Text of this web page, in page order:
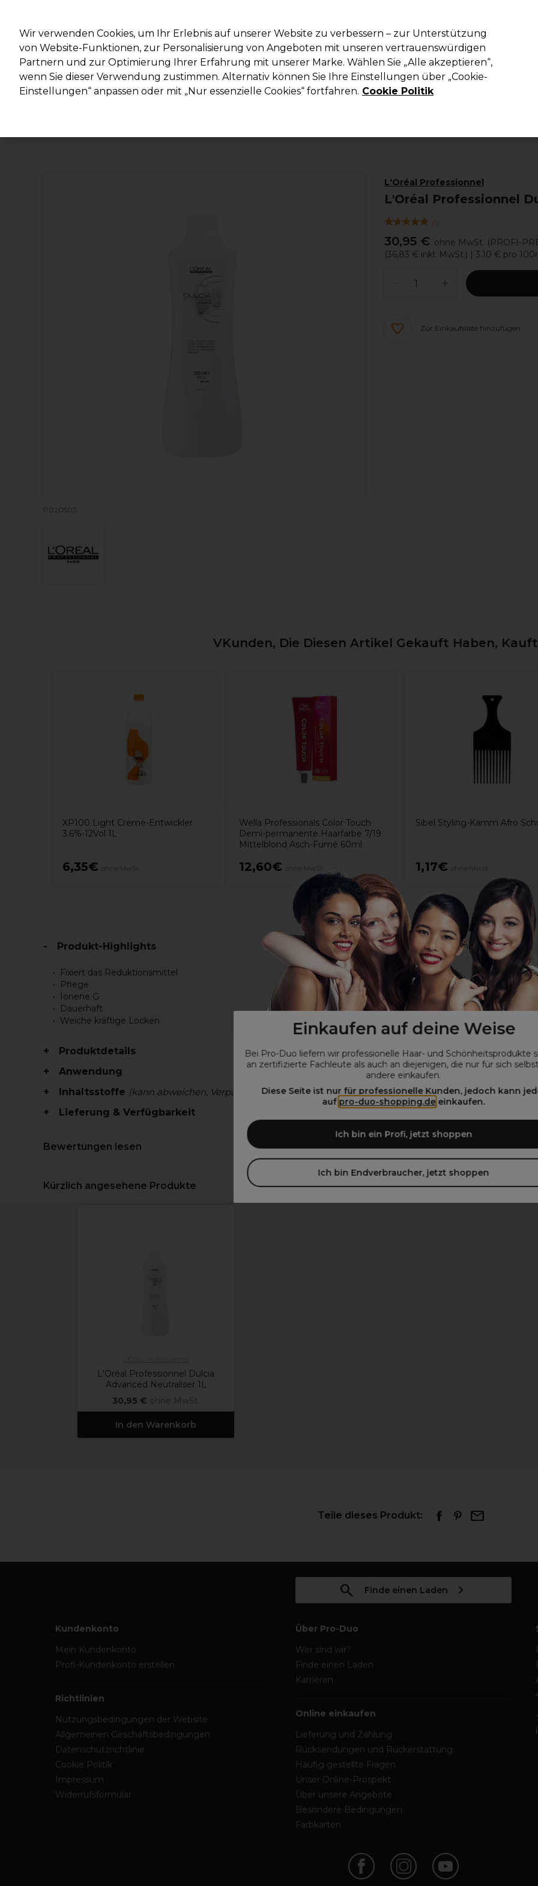
Einkaufen auf deine Weise
Bei Pro-Duo liefern wir professionelle Haar- und Schönheitsprodukte
an zertifizierte Fachleute als auch an diejenigen, die nur für sich
andere einkaufen.
Diese Seite ist nur für professionelle Kunden, jedoch kann
auf pro-duo-shopping.deeinkaufen.
Ich bin ein Profi, jetzt shoppen
Ich bin Endverbraucher, jetzt shoppen
Suchen
Marken
Deals Haare Elektrogeräte Saloneinrichtung Kosmetik Herrenfriseur Inspiration Die
Lieferung und Lieferzeiten
L'Oréal Professionnel
L'Oréal Professionnel
(1)
30,95 € ohne MwSt. (PROFI-
(36,83 € inkl. MwSt.) | 3.10 € pro
P020503
Zur Einkaufsliste hinzufügen
VKunden, Die Diesen Artikel Gekauft Haben,
XP100 Light Creme-Entwickler
3.6%-12Vol 1L
6,35€
Wella Professionals Color Touch
Demi-permanente Haarfarbe 7/19
Mittelblond Asch-Fumé 60ml
12,60€
Sibel Styling-Kamm Afro
1,17€
Produkt-Highlights
Fixiert das Reduktionsmittel
Pflege
Ionene G
Dauerhaft
Weiche kräftige Locken
Produktdetails
Anwendung
Inhaltsstoffe (kann abweichen, Verpackung beachten)
Lieferung & Verfügbarkeit
Bewertungen lesen
Kürzlich angesehene Produkte
L'Oréal Professionnel Dulcia
Advanced Neutraliser 1L
30,95 € ohne MwSt.
In den Warenkorb
Teile dieses Produkt:
Finde einen Laden
Kundenkonto
Mein Kundenkonto
Profi-Kundenkonto erstellen
Richtlinien
Nutzungsbedingungen der Website
Allgemeinen Geschäftsbedingungen
Datenschutzrichtlinie
Cookie Politik
Impressum
Widerrufsformular
Über Pro-Duo
Wer sind wir?
Finde einen Laden
Karrieren
Online einkaufen
Lieferung und Zahlung
Rücksendungen und Rückerstattung
Häufig gestellte Fragen
Unser Online-Prospekt
Über unsere Angebote
Besondere Bedingungen
Farbkarten
Wir verwenden Cookies, um Ihr Erlebnis auf unserer Website zu verbessern – zur Unterstützung
von Website-Funktionen, zur Personalisierung von Angeboten mit unseren vertrauenswürdigen
Partnern und zur Optimierung Ihrer Erfahrung mit unserer Marke. Wählen Sie „Alle akzeptieren“,
wenn Sie dieser Verwendung zustimmen. Alternativ können Sie Ihre Einstellungen über „Cookie-
Einstellungen“ anpassen oder mit „Nur essenzielle Cookies“ fortfahren. Cookie Politik